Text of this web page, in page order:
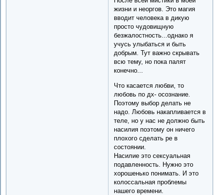
жизни и неоргов. Это магия
вводит человека в дикую
просто чудовищную
безжалостность...однако я
учусь улыбаться и быть
добрым. Тут важно скрывать
всю тему, но пока палят
конечно...
Что касается любви, то
любовь по дх- осознание.
Поэтому выбор делать не
надо. Любовь накапливается в
теле, но у нас не должно быть
насилия поэтому он ничего
плохого сделать ре в
состоянии.
Насилие это сексуальная
подавленность. Нужно это
хорошенько понимать. И это
колоссальная проблемы
нашего времени.